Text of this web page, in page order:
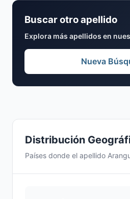
Distribución
Países donde el apellido
Buscar otro apellido
Explora más apellidos en
Nueva